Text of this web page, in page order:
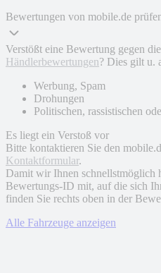
Bewertungen von mobile.de
Verstößt eine Bewertung gegen die
Händlerbewertungen? Dies gilt u.
Werbung, Spam
Drohungen
Politischen, rassistischen
Es liegt ein Verstoß vor
Bitte kontaktieren Sie den
Kontaktformular.
Damit wir Ihnen schnellstmöglich
Bewertungs-ID mit, auf die sich
finden Sie rechts oben in der
Alle Fahrzeuge anzeigen